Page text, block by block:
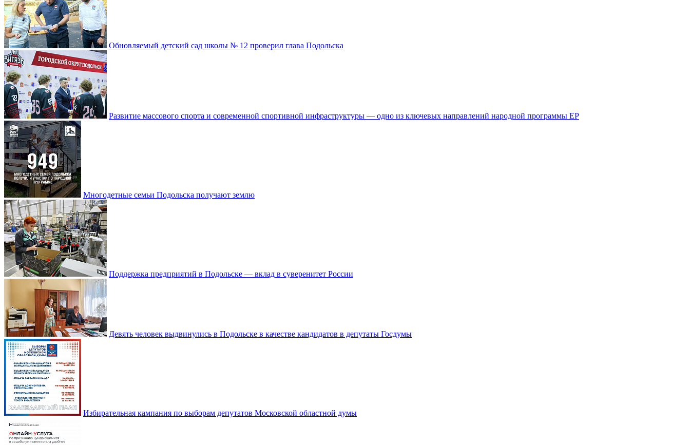
Обновляемый детский сад школы № 12 проверил глава Подольска
Развитие массового спорта и современной спортивной инфраструктуры — одно из ключевых направлений народной программы ЕР
Многодетные семьи Подольска получают землю
Поддержка предприятий в Подольске — вклад в суверенитет России
Девять человек выдвинулись в Подольске в качестве кандидатов в депутаты Госдумы
Избирательная кампания по выборам депутатов Московской областной думы